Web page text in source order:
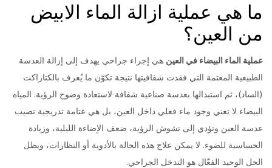
ما هي عملية ازالة الماء الابيض
من العين؟
عملية الماء البيضاء في العينهي إجراء جراحي يهدف إلى إزالة العدسة
الطبيعية المعتمة التي فقدت شفافيتها نتيجة تكوّن ما يُعرف بالكتاراكت
(الساد)، ثم استبدالها بعدسة صناعية شفافة لاستعادة وضوح الرؤية. المياه
البيضاء لا تعني وجود ماء فعلي داخل العين، بل هي عتامة تدريجية تصيب
عدسة العين وتؤدي إلى تشوش الرؤية، ضعف الإضاءة الليلية، وزيادة
الحساسية للضوء. لا يمكن علاج هذه الحالة بالأدوية أو النظارات، ويظل
الحل الوحيد الفعّال هو التدخل الجراحي.